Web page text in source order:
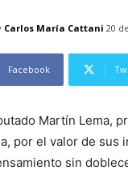
Carlos María Cattani 20
Facebook
Martín Lema,
por el valor de sus
sin